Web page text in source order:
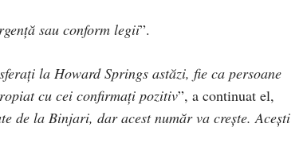
sau conform legii”.
la Howard Springs astăzi, fie ca persoane
cu cei confirmați pozitiv”, a continuat el,
de la Binjari, dar acest număr va crește. Acești